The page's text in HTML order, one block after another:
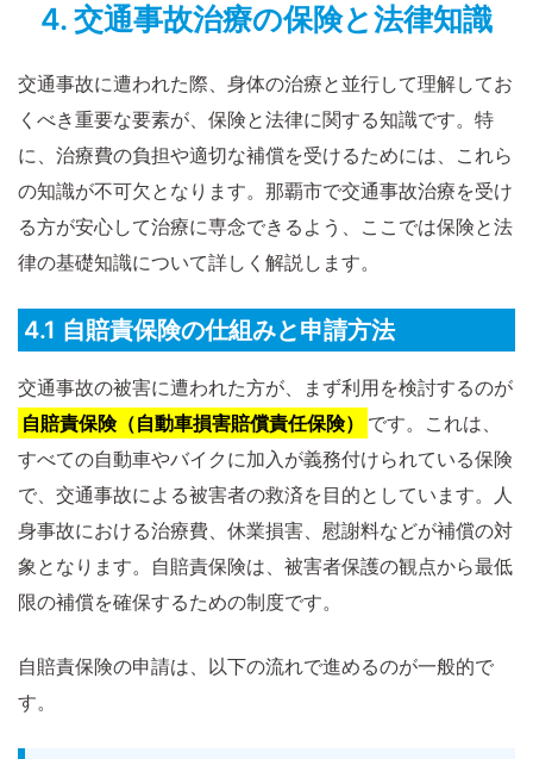
4. 交通事故治療の保険と法律知識
交通事故に遭われた際、身体の治療と並行して理解してお
くべき重要な要素が、保険と法律に関する知識です。特
に、治療費の負担や適切な補償を受けるためには、これら
の知識が不可欠となります。那覇市で交通事故治療を受け
る方が安心して治療に専念できるよう、ここでは保険と法
律の基礎知識について詳しく解説します。
4.1 自賠責保険の仕組みと申請方法
交通事故の被害に遭われた方が、まず利用を検討するのが
自賠責保険（自動車損害賠償責任保険）
です。これは、
すべての自動車やバイクに加入が義務付けられている保険
で、交通事故による被害者の救済を目的としています。人
身事故における治療費、休業損害、慰謝料などが補償の対
象となります。自賠責保険は、被害者保護の観点から最低
限の補償を確保するための制度です。
自賠責保険の申請は、以下の流れで進めるのが一般的で
す。